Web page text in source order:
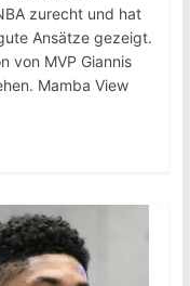
zurecht und hat
Ansätze gezeigt.
von MVP Giannis
Mamba View